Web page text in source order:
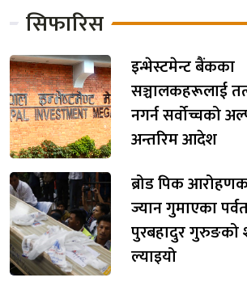
सिफारिस
इन्भेस्टमेन्ट बैंकका
सञ्चालकहरूलाई
नगर्न सर्वोच्चको
अन्तरिम आदेश
ब्रोड पिक
ज्यान गुमाएका
पुरबहादुर गुरुङको
ल्याइयो